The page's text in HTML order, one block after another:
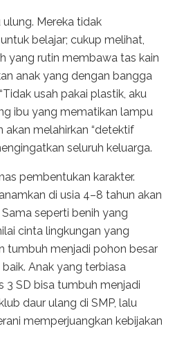
Mereka tidak
belajar; cukup melihat,
yang rutin membawa tas kain
anak yang dengan bangga
usah pakai plastik, aku
ibu yang mematikan lampu
akan melahirkan “detektif
seluruh keluarga.
pembentukan karakter.
di usia 4–8 tahun akan
seperti benih yang
cinta lingkungan yang
tumbuh menjadi pohon besar
Anak yang terbiasa
3 SD bisa tumbuh menjadi
daur ulang di SMP, lalu
memperjuangkan kebijakan